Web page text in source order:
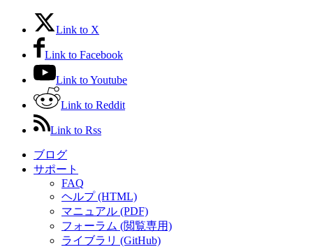
Link to X
Link to Facebook
Link to Youtube
Link to Reddit
Link to Rss
ブログ
サポート
FAQ
ヘルプ (HTML)
マニュアル (PDF)
フォーラム (閲覧専用)
ライブラリ (GitHub)